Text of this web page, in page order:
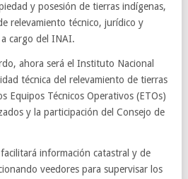
y posesión de tierras indígenas,
relevamiento técnico, jurídico y
cargo del INAI.
ahora será el Instituto Nacional
técnica del relevamiento de tierras
Equipos Técnicos Operativos (ETOs)
y la participación del Consejo de
información catastral y de
veedores para supervisar los